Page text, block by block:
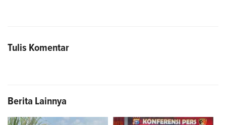
Tulis Komentar
Berita Lainnya